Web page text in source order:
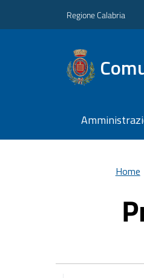
Regione Calabria
Home